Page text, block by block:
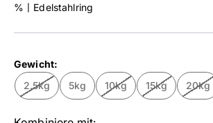
%〡Edelstahlring
Gewicht:
2.5kg
5kg 10kg 15kg 20kg